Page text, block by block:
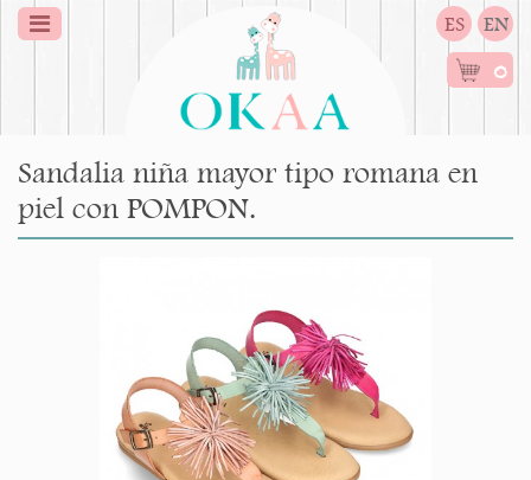
ES EN
0
Sandalia niña mayor tipo romana en
piel con POMPON.